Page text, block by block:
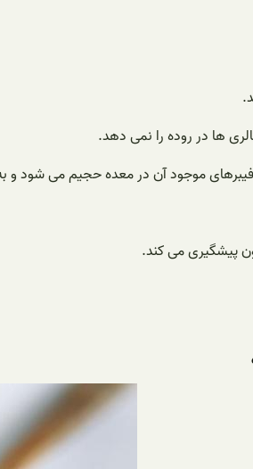
ها در روده را نمی دهد.
فیبرهای موجود آن در معده حجیم می شود
پیشگیری می کند.